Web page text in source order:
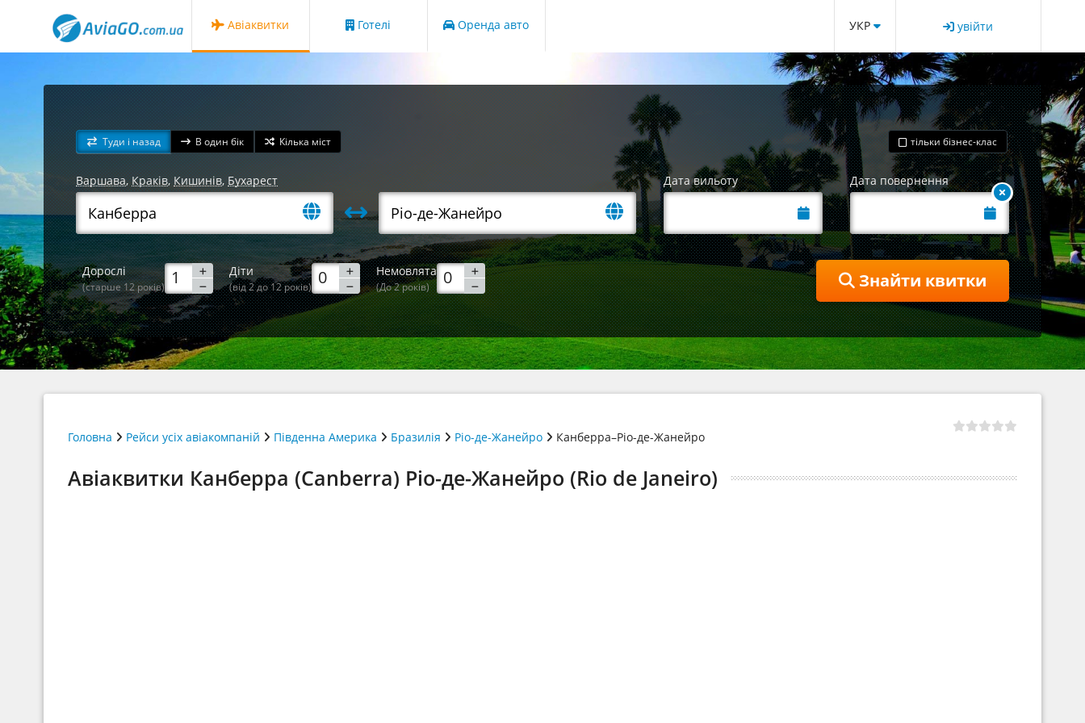
Авіаквитки Готелі Оренда авто УКР увійти
Туди і назад В один бік Кілька міст тільки бізнес-клас
Варшава,Краків, Кишинів, Бухарест Дата вильоту Дата повернення
Дорослі
(старше 12 років)
Діти
(від 2 до 12 років)
Немовлята
(До 2 років) Знайти квитки
Головна Рейси усіх авіакомпаній Південна Америка Бразилія Ріо-де-Жанейро Канберра–Ріо-де-Жанейро
Авіаквитки Канберра (Canberra) Ріо-де-Жанейро (Rio de Janeiro)